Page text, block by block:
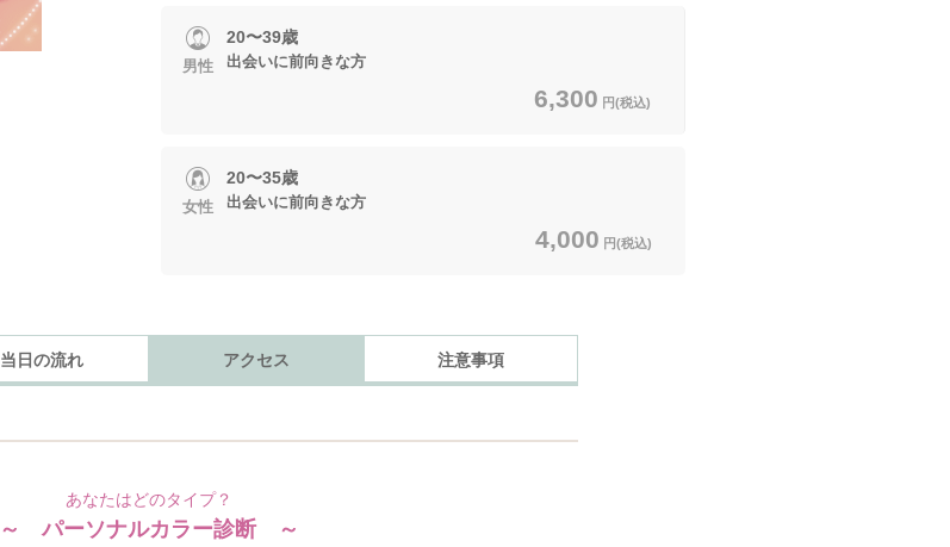
男性
20〜39歳
出会いに前向きな方
6,300 円(税込)
女性
20〜35歳
出会いに前向きな方
4,000 円(税込)
当日の流れ アクセス 注意事項
あなたはどのタイプ？
～ パーソナルカラー診断 ～